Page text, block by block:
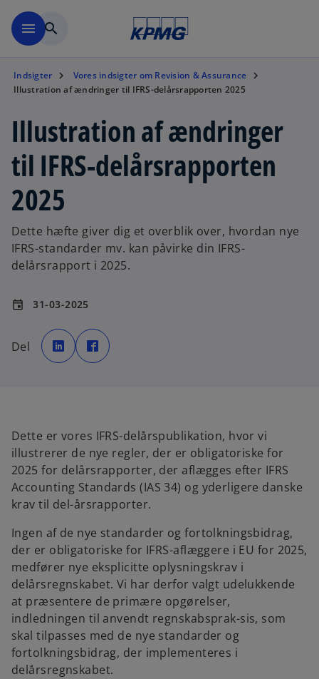
menu search
Indsigter
Vores indsigter om Revision & Assurance
Illustration af ændringer til IFRS-delårsrapporten 2025
Illustration af ændringer
til IFRS-delårsrapporten
2025
Dette hæfte giver dig et overblik over, hvordan nye
IFRS-standarder mv. kan påvirke din IFRS-
delårsrapport i 2025.
event 31-03-2025
Del
o
p
e
n
a
b
p
e
a
b
Dette er vores IFRS-delårspublikation, hvor vi
illustrerer de nye regler, der er obligatoriske for
2025 for delårsrapporter, der aflægges efter IFRS
Accounting Standards (IAS 34) og yderligere danske
krav til del-årsrapporter.
Ingen af de nye standarder og fortolkningsbidrag,
der er obligatoriske for IFRS-aflæggere i EU for 2025,
medfører nye eksplicitte oplysningskrav i
delårsregnskabet. Vi har derfor valgt udelukkende
at præsentere de primære opgørelser,
indledningen til anvendt regnskabsprak-sis, som
skal tilpasses med de nye standarder og
fortolkningsbidrag, der implementeres i
delårsregnskabet.